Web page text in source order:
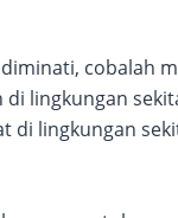
cobalah
lingkungan
di lingkungan